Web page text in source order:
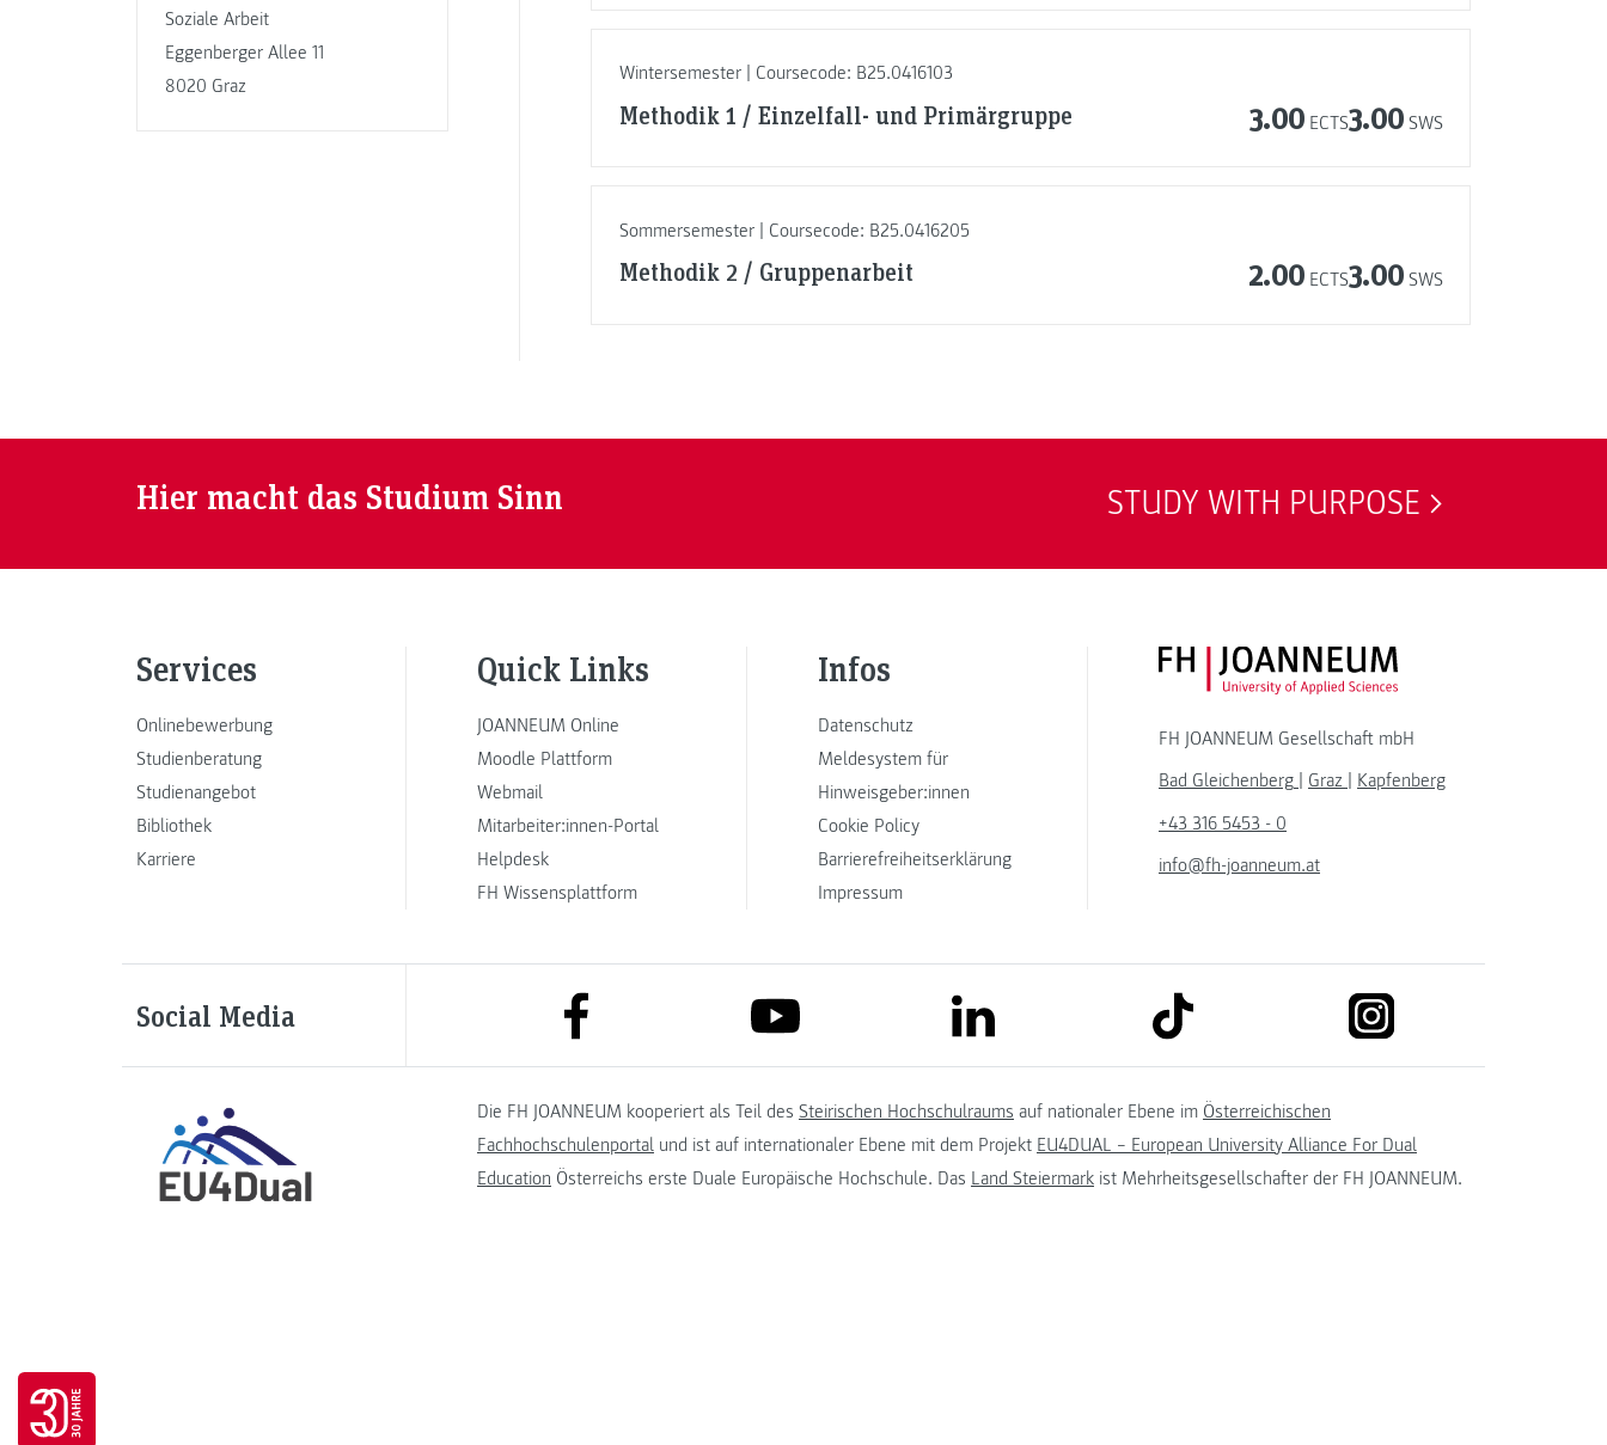
Soziale Arbeit
Eggenberger Allee 11
8020 Graz
Wintersemester | Coursecode: B25.0416103
Methodik 1 / Einzelfall- und Primärgruppe 3.00 ECTS3.00 SWS
Sommersemester | Coursecode: B25.0416205
Methodik 2 / Gruppenarbeit 2.00 ECTS3.00 SWS
Hier macht das Studium Sinn STUDY WITH PURPOSE
Services
Onlinebewerbung
Studienberatung
Studienangebot
Bibliothek
Karriere
Quick Links
JOANNEUM Online
Moodle Plattform
Webmail
Mitarbeiter:innen-Portal
Helpdesk
FH Wissensplattform
Infos
Datenschutz
Meldesystem für
Hinweisgeber:innen
Cookie Policy
Barrierefreiheitserklärung
Impressum
FH JOANNEUM Logo
FH JOANNEUM Gesellschaft mbH
Bad Gleichenberg
Graz
Kapfenberg
+43 316 5453 - 0
info@fh-joanneum.at
Social Media link to facebook link to youtube link to linkedin link to tiktok link to instagram
Die FH JOANNEUM kooperiert als Teil des Steirischen Hochschulraums auf nationaler Ebene im Österreichischen
Fachhochschulenportal und ist auf internationaler Ebene mit dem Projekt EU4DUAL – European University Alliance For Dual
Education Österreichs erste Duale Europäische Hochschule. Das Land Steiermark ist Mehrheitsgesellschafter der FH JOANNEUM.